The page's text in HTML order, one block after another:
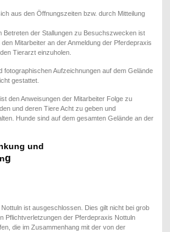
aus den Öffnungszeiten bzw. durch Mitteilung
Betreten der Stallungen zu Besuchszwecken ist
Mitarbeiter an der Anmeldung der Pferdepraxis
Tierarzt einzuholen.
fotographischen Aufzeichnungen auf dem Gelände
gestattet.
den Anweisungen der Mitarbeiter Folge zu
und deren Tiere Acht zu geben und
Hunde sind auf dem gesamten Gelände an der
und
g
ist ausgeschlossen. Dies gilt nicht bei grob
Pflichtverletzungen der Pferdepraxis Nottuln
die im Zusammenhang mit der von der